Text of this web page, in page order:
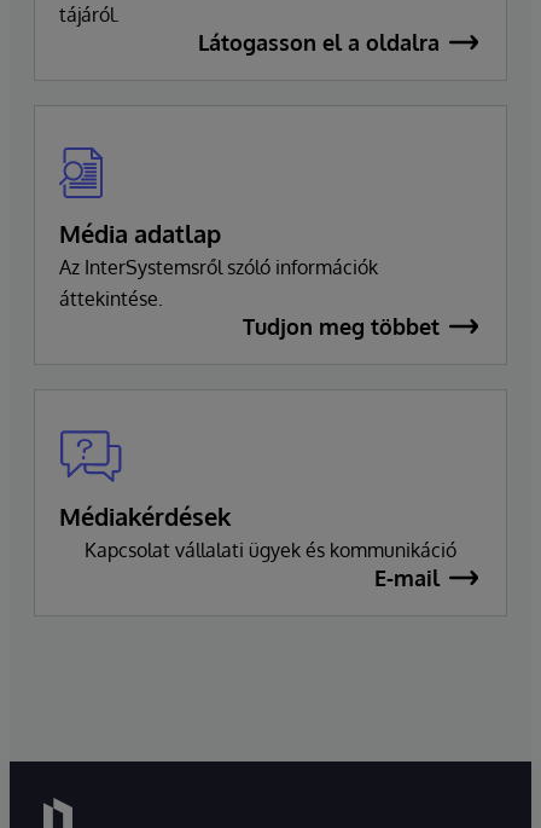
tájáról.
Látogasson el a oldalra
Média adatlap
Az InterSystemsről szóló információk
áttekintése.
Tudjon meg többet
Médiakérdések
Kapcsolat vállalati ügyek és kommunikáció
E-mail